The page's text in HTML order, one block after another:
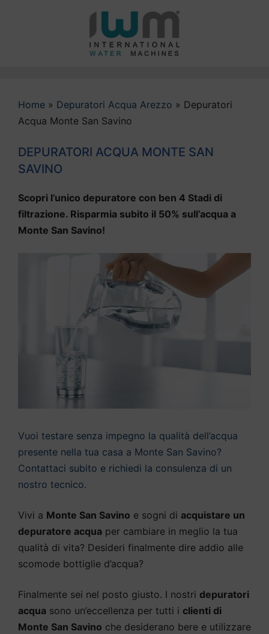
Home » Depuratori Acqua Arezzo » Depuratori
Acqua Monte San Savino
DEPURATORI ACQUA MONTE SAN
SAVINO
Scopri l’unico depuratore con ben 4 Stadi di
filtrazione. Risparmia subito il 50% sull’acqua a
Monte San Savino!
Vuoi testare senza impegno la qualità dell’acqua
presente nella tua casa a Monte San Savino?
Contattaci subito e richiedi la consulenza di un
nostro tecnico.
Vivi a Monte San Savino e sogni di acquistare un
depuratore acqua per cambiare in meglio la tua
qualità di vita? Desideri finalmente dire addio alle
scomode bottiglie d’acqua?
Finalmente sei nel posto giusto. I nostri depuratori
acqua sono un’eccellenza per tutti i clienti di
Monte San Savino che desiderano bere e utilizzare